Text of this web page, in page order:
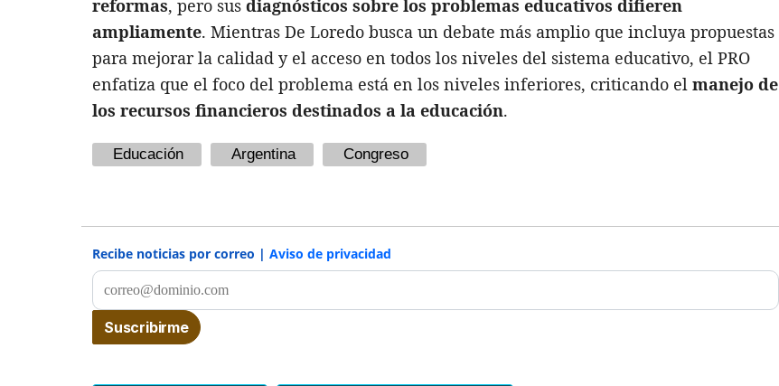
reformas, pero sus diagnósticos sobre los problemas educativos difieren
ampliamente. Mientras De Loredo busca un debate más amplio que incluya propuestas
para mejorar la calidad y el acceso en todos los niveles del sistema educativo, el PRO
enfatiza que el foco del problema está en los niveles inferiores, criticando el manejo de
los recursos financieros destinados a la educación.
Educación Argentina Congreso
Recibe noticias por correo | Aviso de privacidad